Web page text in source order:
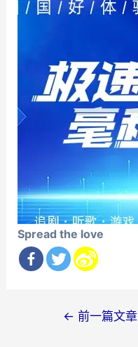
Spread the love
← 前一篇文章